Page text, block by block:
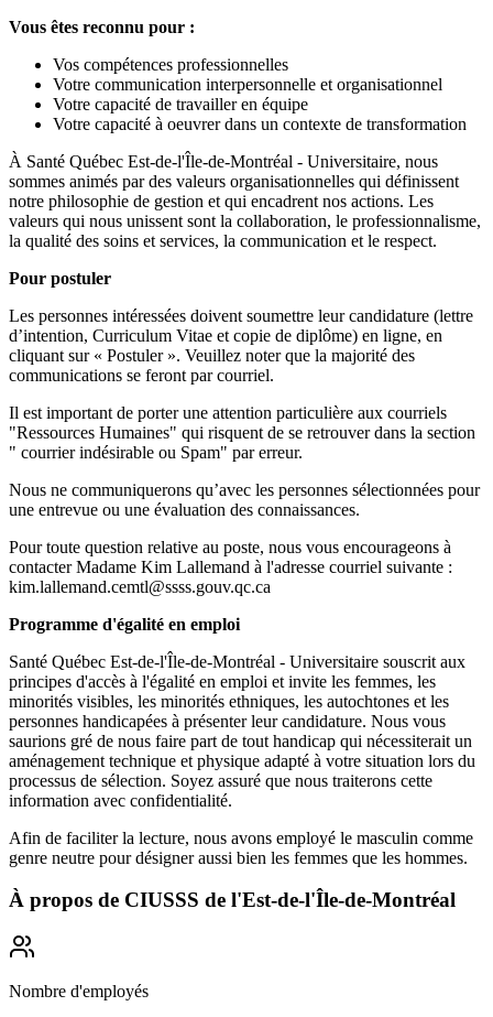
Vous êtes reconnu pour :
Vos compétences professionnelles
Votre communication interpersonnelle et organisationnel
Votre capacité de travailler en équipe
Votre capacité à oeuvrer dans un contexte de transformation
À Santé Québec Est-de-l'Île-de-Montréal - Universitaire, nous
sommes animés par des valeurs organisationnelles qui définissent
notre philosophie de gestion et qui encadrent nos actions. Les
valeurs qui nous unissent sont la collaboration, le professionnalisme,
la qualité des soins et services, la communication et le respect.
Pour postuler
Les personnes intéressées doivent soumettre leur candidature (lettre
d’intention, Curriculum Vitae et copie de diplôme) en ligne, en
cliquant sur « Postuler ». Veuillez noter que la majorité des
communications se feront par courriel.
Il est important de porter une attention particulière aux courriels
"Ressources Humaines" qui risquent de se retrouver dans la section
" courrier indésirable ou Spam" par erreur.
Nous ne communiquerons qu’avec les personnes sélectionnées pour
une entrevue ou une évaluation des connaissances.
Pour toute question relative au poste, nous vous encourageons à
contacter Madame Kim Lallemand à l'adresse courriel suivante :
kim.lallemand.cemtl@ssss.gouv.qc.ca
Programme d'égalité en emploi
Santé Québec Est-de-l'Île-de-Montréal - Universitaire souscrit aux
principes d'accès à l'égalité en emploi et invite les femmes, les
minorités visibles, les minorités ethniques, les autochtones et les
personnes handicapées à présenter leur candidature. Nous vous
saurions gré de nous faire part de tout handicap qui nécessiterait un
aménagement technique et physique adapté à votre situation lors du
processus de sélection. Soyez assuré que nous traiterons cette
information avec confidentialité.
Afin de faciliter la lecture, nous avons employé le masculin comme
genre neutre pour désigner aussi bien les femmes que les hommes.
À propos de CIUSSS de l'Est-de-l'Île-de-Montréal
Nombre d'employés